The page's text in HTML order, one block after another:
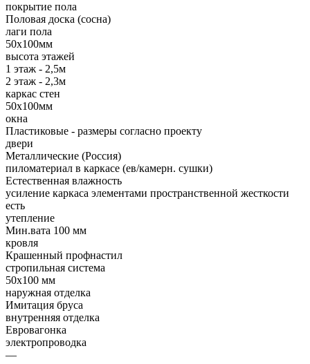
покрытие пола
Половая доска (сосна)
лаги пола
50х100мм
высота этажей
1 этаж - 2,5м
2 этаж - 2,3м
каркас стен
50х100мм
окна
Пластиковые - размеры согласно проекту
двери
Металлические (Россия)
пиломатериал в каркасе (ев/камерн. сушки)
Естественная влажность
усиление каркаса элементами пространственной жесткости
есть
утепление
Мин.вата 100 мм
кровля
Крашенный профнастил
стропильная система
50х100 мм
наружная отделка
Имитация бруса
внутренняя отделка
Евровагонка
электропроводка
—